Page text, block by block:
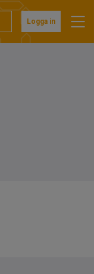
Logga in